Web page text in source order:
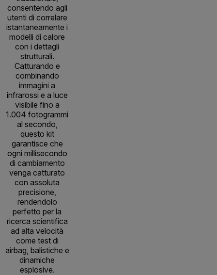
consentendo agli
utenti di correlare
istantaneamente i
modelli di calore
con i dettagli
strutturali.
Catturando e
combinando
immagini a
infrarossi e a luce
visibile fino a
1.004 fotogrammi
al secondo,
questo kit
garantisce che
ogni millisecondo
di cambiamento
venga catturato
con assoluta
precisione,
rendendolo
perfetto per la
ricerca scientifica
ad alta velocità
come test di
airbag, balistiche e
dinamiche
esplosive.